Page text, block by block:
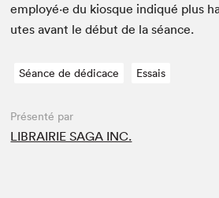
employé·e du kiosque indiqué plus
utes avant le début de la séance.
Séance de dédicace Essais
Présenté par
LIBRAIRIE SAGA INC.